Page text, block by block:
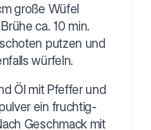
große Wüfel
ca. 10 min.
putzen und
würfeln.
Öl mit Pfeffer und
ein fruchtig-
Geschmack mit